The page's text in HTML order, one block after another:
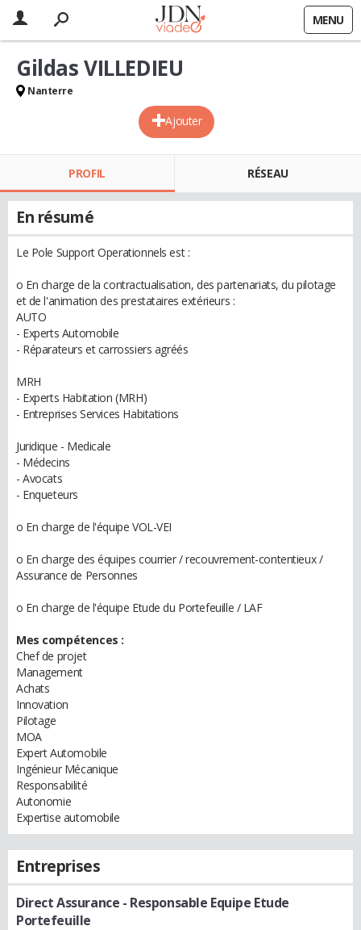
MENU
Ajouter
Gildas VILLEDIEU
Nanterre
PROFIL RÉSEAU
En résumé
Le Pole Support Operationnels est :
o En charge de la contractualisation, des partenariats, du pilotage
et de l'animation des prestataires extérieurs :
AUTO
- Experts Automobile
- Réparateurs et carrossiers agréés
MRH
- Experts Habitation (MRH)
- Entreprises Services Habitations
Juridique - Medicale
- Médecins
- Avocats
- Enqueteurs
o En charge de l'équipe VOL-VEI
o En charge des équipes courrier / recouvrement-contentieux /
Assurance de Personnes
o En charge de l'équipe Etude du Portefeuille / LAF
Mes compétences :
Chef de projet
Management
Achats
Innovation
Pilotage
MOA
Expert Automobile
Ingénieur Mécanique
Responsabilité
Autonomie
Expertise automobile
Entreprises
Direct Assurance - Responsable Equipe Etude
Portefeuille